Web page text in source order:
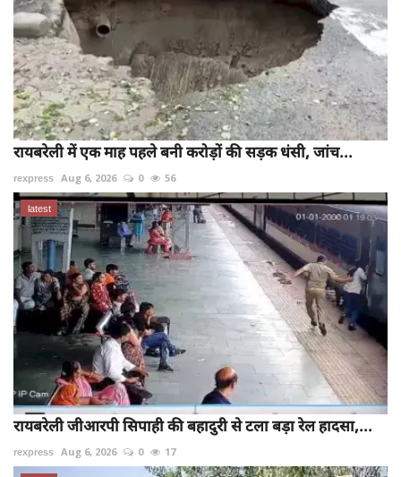
रायबरेली में एक माह पहले बनी करोड़ों की सड़क धंसी, जांच...
rexpress Aug 6, 2026 0 56
latest
रायबरेली जीआरपी सिपाही की बहादुरी से टला बड़ा रेल हादसा,...
rexpress Aug 6, 2026 0 17